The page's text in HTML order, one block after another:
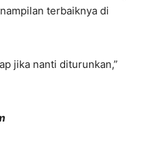
terbaiknya di
jika nanti diturunkan,”